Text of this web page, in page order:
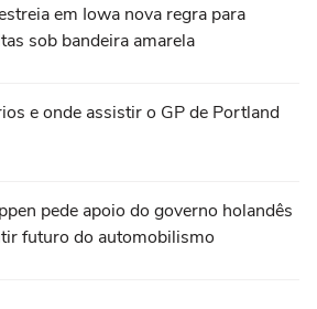
em Iowa nova regra para
sob bandeira amarela
e onde assistir o GP de Portland
pede apoio do governo holandês
futuro do automobilismo